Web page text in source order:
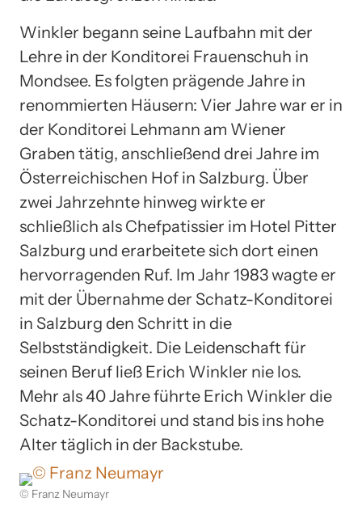
Winkler begann seine Laufbahn mit der
Lehre in der Konditorei Frauenschuh in
Mondsee. Es folgten prägende Jahre in
renommierten Häusern: Vier Jahre war er in
der Konditorei Lehmann am Wiener
Graben tätig, anschließend drei Jahre im
Österreichischen Hof in Salzburg. Über
zwei Jahrzehnte hinweg wirkte er
schließlich als Chefpatissier im Hotel Pitter
Salzburg und erarbeitete sich dort einen
hervorragenden Ruf. Im Jahr 1983 wagte er
mit der Übernahme der Schatz-Konditorei
in Salzburg den Schritt in die
Selbstständigkeit. Die Leidenschaft für
seinen Beruf ließ Erich Winkler nie los.
Mehr als 40 Jahre führte Erich Winkler die
Schatz-Konditorei und stand bis ins hohe
Alter täglich in der Backstube.
© Franz Neumayr